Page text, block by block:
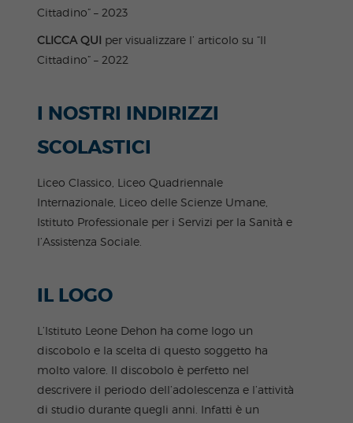
Cittadino” – 2023
CLICCA QUI per visualizzare l’ articolo su “Il
Cittadino” – 2022
I NOSTRI INDIRIZZI
SCOLASTICI
Liceo Classico, Liceo Quadriennale
Internazionale, Liceo delle Scienze Umane,
Istituto Professionale per i Servizi per la Sanità e
l’Assistenza Sociale.
IL LOGO
L’Istituto Leone Dehon ha come logo un
discobolo e la scelta di questo soggetto ha
molto valore. Il discobolo è perfetto nel
descrivere il periodo dell’adolescenza e l’attività
di studio durante quegli anni. Infatti è un